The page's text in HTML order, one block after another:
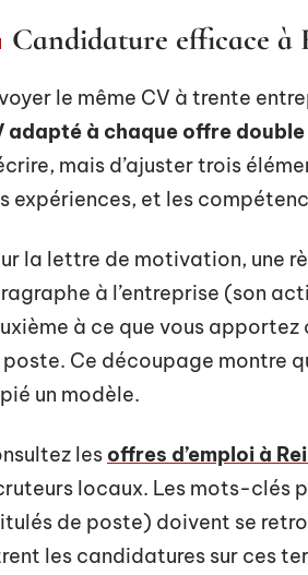
Candidature efficace à
le même CV à trente
adapté à chaque offre
mais d’ajuster trois
expériences, et les
la lettre de motivation, une
à l’entreprise (son
à ce que vous
poste. Ce découpage montre
un modèle.
les offres d’emploi à
locaux. Les mots-clés
de poste) doivent se
les candidatures sur ces